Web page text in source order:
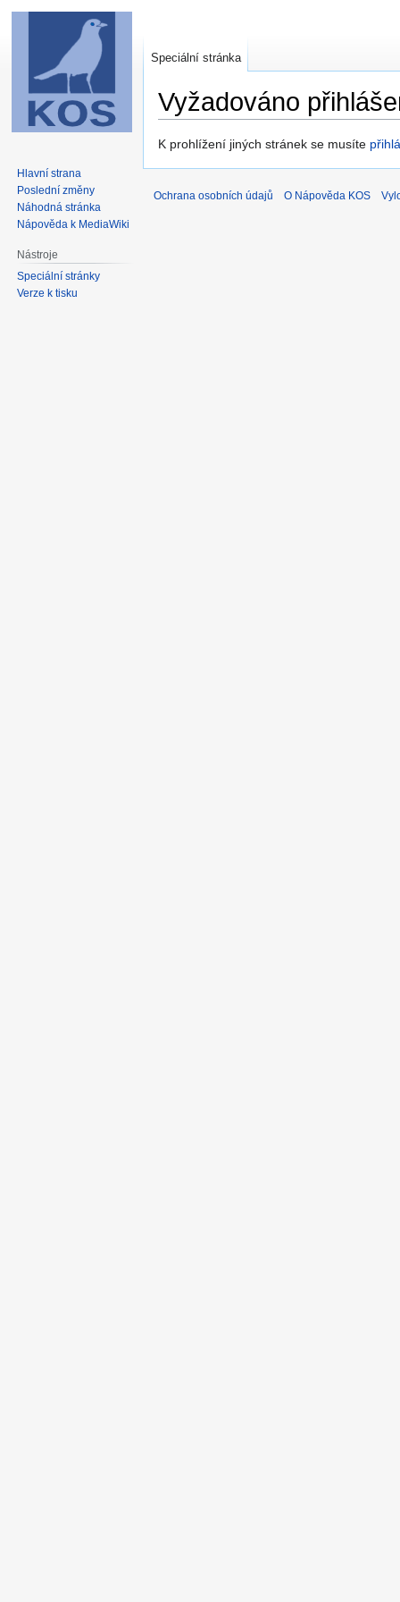
Vyžadováno
Skočit
Skočit
K prohlížení jiných stránek se musíte
Speciální stránka
Hlavní strana
Poslední změny
Náhodná stránka
Nápověda k MediaWiki
Nástroje
Speciální stránky
Verze k tisku
Ochrana osobních údajů O Nápověda KOS